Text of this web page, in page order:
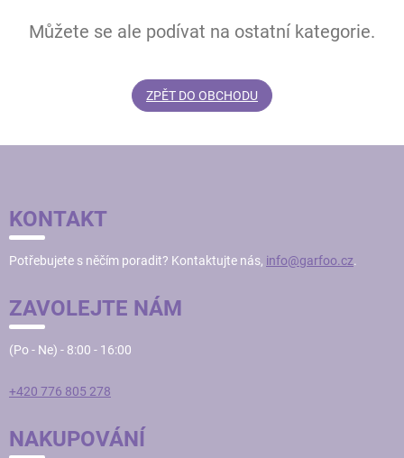
Můžete se ale podívat na ostatní kategorie.
ZPĚT DO OBCHODU
A
T
KONTAKT
Potřebujete s něčím poradit? Kontaktujte nás, info@garfoo.cz.
ZAVOLEJTE NÁM
(Po - Ne) - 8:00 - 16:00
+420 776 805 278
NAKUPOVÁNÍ